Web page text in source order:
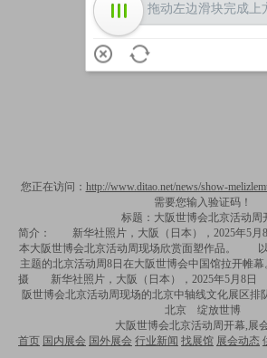
您正在访问： http://www.ditao.net/news/show-
需要您输入验证码！
标题：大阪世博会北京活动周
简介： 新华社照片，大阪（日本），2025年5
本大阪世博会北京活动周现场欣赏面塑作品。
主题的北京活动周8日在大阪世博会中国馆拉开
摄 新华社照片，大阪（日本），2025年5月8
阪世博会北京活动周现场的北京中轴线文化展区
北京 绽放世博
大阪世博会北京活动周开幕,展
首页 国内展会 国外展会 行业新闻 找展馆 展会动态
拖动左边滑块完成上